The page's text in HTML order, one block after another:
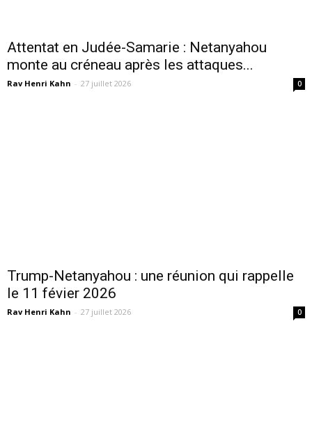
Attentat en Judée-Samarie : Netanyahou
monte au créneau après les attaques...
Rav Henri Kahn - 27 juillet 2026 0
Trump-Netanyahou : une réunion qui rappelle
le 11 févier 2026
Rav Henri Kahn - 27 juillet 2026 0